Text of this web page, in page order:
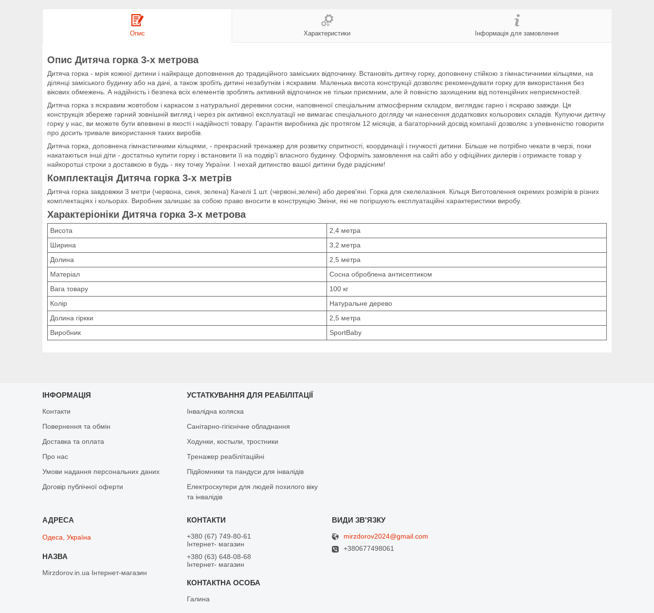
Опис Характеристики Інформація для замовлення
Опис Дитяча горка 3-х метрова
Дитяча горка - мрія кожної дитини і найкраще доповнення до традиційного заміських відпочинку. Встановіть дитячу горку, доповнену стійкою з гімнастичними кільцями, на
ділянці заміського будинку або на дачі, а також зробіть дитині незабутнім і яскравим. Маленька висота конструкції дозволяє рекомендувати горку для використання без
вікових обмежень. А надійність і безпека всіх елементів зроблять активний відпочинок не тільки приємним, але й повністю захищеним від потенційних неприємностей.
Дитяча горка з яскравим жовтобом і каркасом з натуральної деревини сосни, наповненої спеціальним атмосферним складом, виглядає гарно і яскраво завжди. Ця
конструкція збереже гарний зовнішній вигляд і через рік активної експлуатації не вимагає спеціального догляду чи нанесення додаткових кольорових складів. Купуючи дитячу
горку у нас, ви можете бути впевнені в якості і надійності товару. Гарантія виробника діє протягом 12 місяців, а багаторічний досвід компанії дозволяє з упевненістю говорити
про досить тривале використання таких виробів.
Дитяча горка, доповнена гімнастичними кільцями, - прекрасний тренажер для розвитку спритності, координації і гнучкості дитини. Більше не потрібно чекати в черзі, поки
накатаються інші діти - достатньо купити горку і встановити її на подвір'ї власного будинку. Оформіть замовлення на сайті або у офіційних дилерів і отримаєте товар у
найкоротші строки з доставкою в будь - яку точку України. І нехай дитинство вашої дитини буде радісним!
Комплектація Дитяча горка 3-х метрів
Дитяча горка завдовжки 3 метри (червона, синя, зелена) Качелі 1 шт. (червоні,зелені) або дерев'яні. Горка для скелелазіння. Кільця Виготовлення окремих розмірів в різних
комплектаціях і кольорах. Виробник залишає за собою право вносити в конструкцію Зміни, які не погіршують експлуатаційні характеристики виробу.
Характеріоніки Дитяча горка 3-х метрова
Висота
2,4 метра
Ширина
3,2 метра
Долина
2,5 метра
Матеріал
Сосна оброблена антисептиком
Вага товару
100 кг
Колір
Натуральне дерево
Долина гіркки
2,5 метра
Виробник
SportBaby
ІНФОРМАЦІЯ
Контакти
Повернення та обмін
Доставка та оплата
Про нас
Умови надання персональних даних
Договір публічної оферти
УСТАТКУВАННЯ ДЛЯ РЕАБІЛІТАЦІЇ
Інвалідна коляска
Санітарно-гігієнічне обладнання
Ходунки, костыли, тростники
Тренажер реабілітаційні
Підйомники та пандуси для інвалідів
Електроскутери для людей похилого віку
та інвалідів
Одеса, Україна
Mirzdorov.in.ua Інтернет-магазин
+380 (67) 749-80-61
Інтернет- магазин
+380 (63) 648-08-68
Інтернет- магазин
Галина
mirzdorov2024@gmail.com
+380677498061